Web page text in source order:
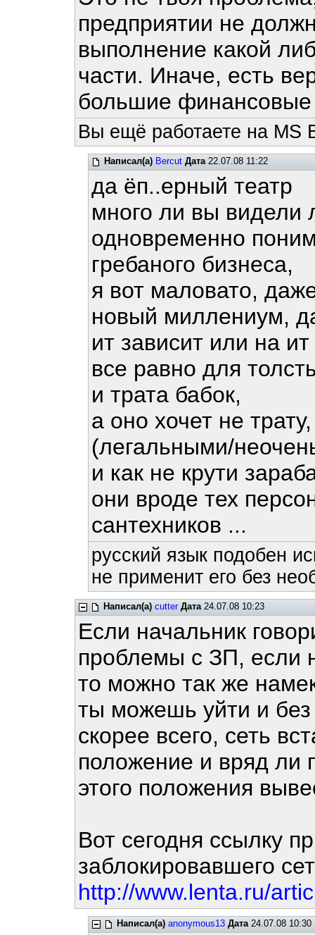
предприятии не
выполнение какой
части. Иначе, есть
большие финансовые
Вы ещё работаете на MS
Написал(а) Bercut Дата22.07.08 11:22
да ёп..ерный театр
много ли вы
одновременно
гребаного бизнеса,
я вот маловато,
новый миллениум,
ит зависит или на
все равно для
и трата бабок,
а оно хочет не
(легальными/
и как не крути
они вроде тех
сантехников ...
русский язык подобен
не применит его без
Написал(а) cutter Дата24.07.08 10:23
Если начальник
проблемы с ЗП, если
то можно так же
ты можешь уйти и без
скорее всего, сеть
положение и вряд ли
этого положения
Вот сегодня ссылку
заблокировавшего
http://www.lenta.ru/
Написал(а) anonymous13 Дата24.07.08 10:30